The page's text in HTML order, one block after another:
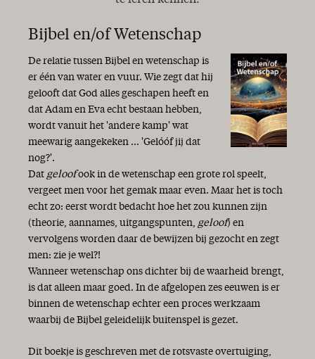
Bijbel en/of Wetenschap
De relatie tussen Bijbel en wetenschap is
er één van water en vuur. Wie zegt dat hij
gelooft dat God alles geschapen heeft en
dat Adam en Eva echt bestaan hebben,
wordt vanuit het 'andere kamp' wat
meewarig aangekeken ... 'Gelóóf jij dat
nog?'.
Dat geloofook in de wetenschap een grote rol speelt,
vergeet men voor het gemak maar even. Maar het is toch
echt zo: eerst wordt bedacht hoe het zou kunnen zijn
(theorie, aannames, uitgangspunten, geloof) en
vervolgens worden daar de bewijzen bij gezocht en zegt
men: zie je wel?!
Wanneer wetenschap ons dichter bij de waarheid brengt,
is dat alleen maar goed. In de afgelopen zes eeuwen is er
binnen de wetenschap echter een proces werkzaam
waarbij de Bijbel geleidelijk buitenspel is gezet.
Dit boekje is geschreven met de rotsvaste overtuiging,